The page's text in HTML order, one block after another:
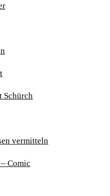
Schürch
vermitteln
Comic